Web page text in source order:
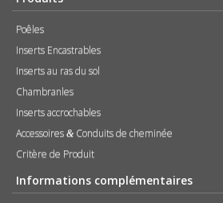
Poêles
Inserts Encastrables
Inserts au ras du sol
Chambranles
Inserts accrochables
Accessoires & Conduits de cheminée
Critère de Produit
Informations complémentaires